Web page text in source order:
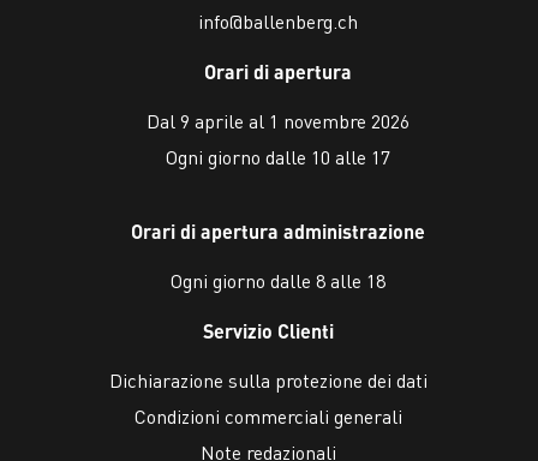
info@ballenberg.ch
Orari di apertura
Dal 9 aprile al 1 novembre 2026
Ogni giorno dalle 10 alle 17
Orari di apertura administrazione
Ogni giorno dalle 8 alle 18
Servizio Clienti
Dichiarazione sulla protezione dei dati
Condizioni commerciali generali
Note redazionali